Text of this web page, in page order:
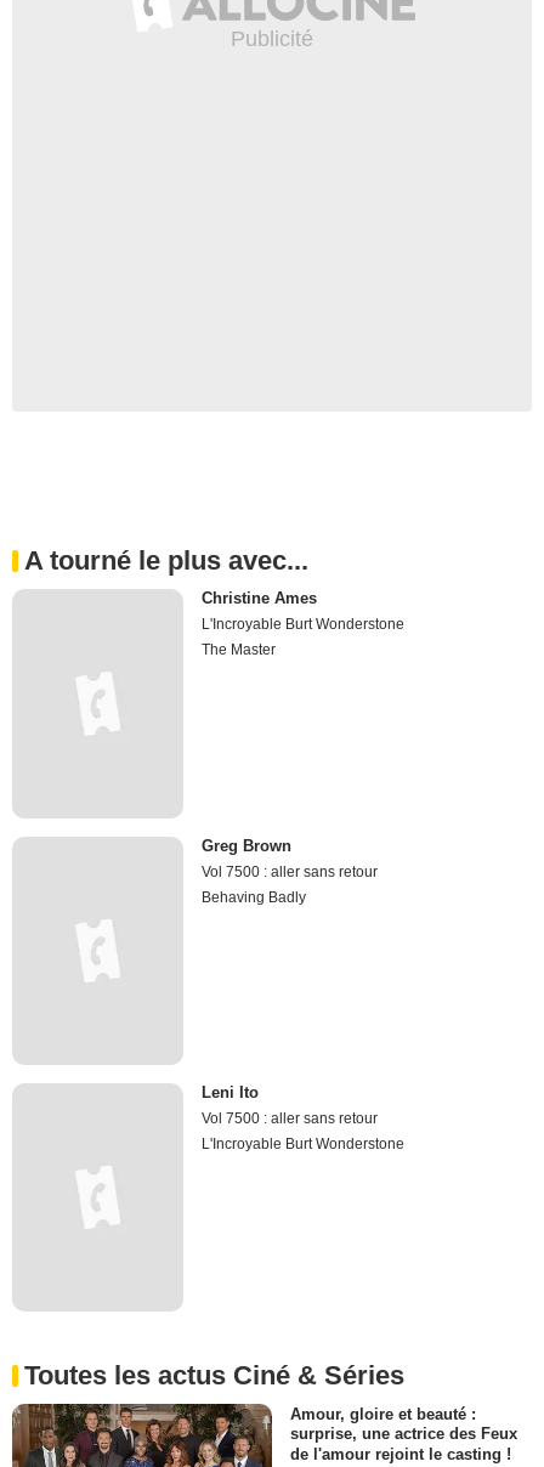
A tourné le plus avec...
Christine Ames
L'Incroyable Burt Wonderstone
The Master
Greg Brown
Vol 7500 : aller sans retour
Behaving Badly
Leni Ito
Vol 7500 : aller sans retour
L'Incroyable Burt Wonderstone
Toutes les actus Ciné & Séries
Amour, gloire et beauté :
surprise, une actrice des Feux
de l'amour rejoint le casting !